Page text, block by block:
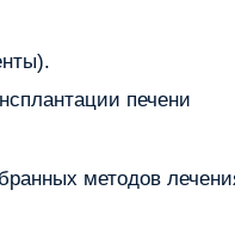
печени
методов